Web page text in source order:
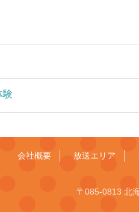
験
会社概要 放送エリア
〒085-0813 北